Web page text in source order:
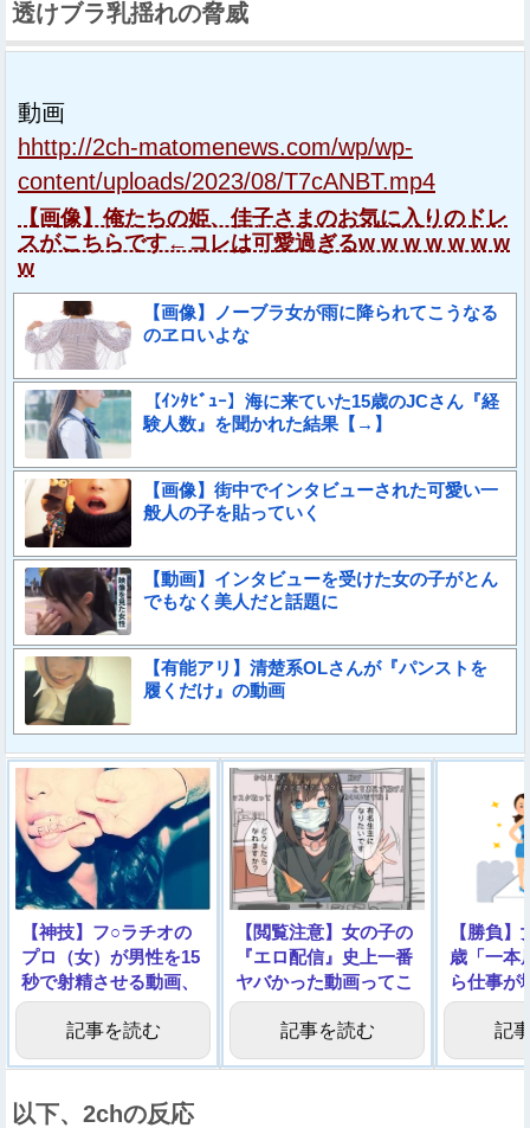
透けブラ乳揺れの脅威
動画
hhttp://2ch-matomenews.com/wp/wp-
content/uploads/2023/08/T7cANBT.mp4
【画像】俺たちの姫、佳子さまのお気に入りのドレ
スがこちらです←コレは可愛過ぎるw w w w w w w
w
【画像】ノーブラ女が雨に降られてこうなる
のヱロいよな
【ｲﾝﾀﾋﾞｭｰ】海に来ていた15歳のJCさん『経
験人数』を聞かれた結果【→】
【画像】街中でインタビューされた可愛い一
般人の子を貼っていく
【動画】インタビューを受けた女の子がとん
でもなく美人だと話題に
【有能アリ】清楚系OLさんが『パンストを
履くだけ』の動画
【神技】フ○ラチオの
プロ（女）が男性を15
秒で射精させる動画、
エロすぎる
記事を読む
【閲覧注意】女の子の
『エロ配信』史上一番
ヤバかった動画ってこ
れだよな…
記事を読む
【勝負
歳「一本
ら仕事が
→動画像
記
以下、2chの反応